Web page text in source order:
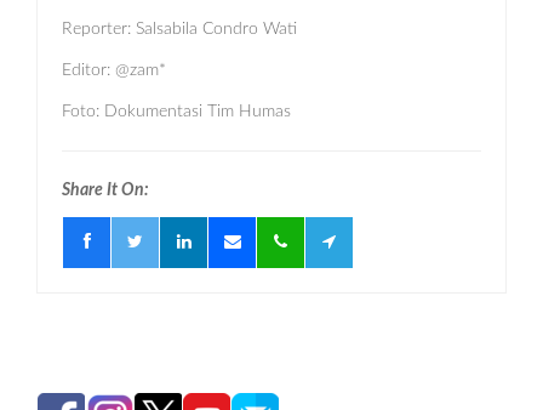
Reporter: Salsabila Condro Wati
Editor: @zam*
Foto: Dokumentasi Tim Humas
Share It On: